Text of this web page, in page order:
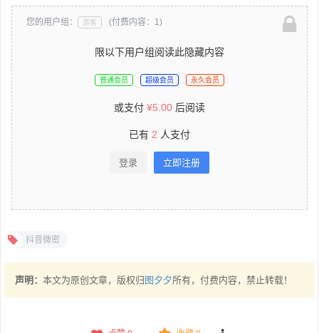
您的用户组： 游客 (付费内容：1)
限以下用户组阅读此隐藏内容
普通会员 超级会员 永久会员
或支付 ¥5.00 后阅读
已有 2 人支付
登录 立即注册
抖音微密
声明： 本文为原创文章，版权归 图夕夕所有，付费内容，禁止转载！